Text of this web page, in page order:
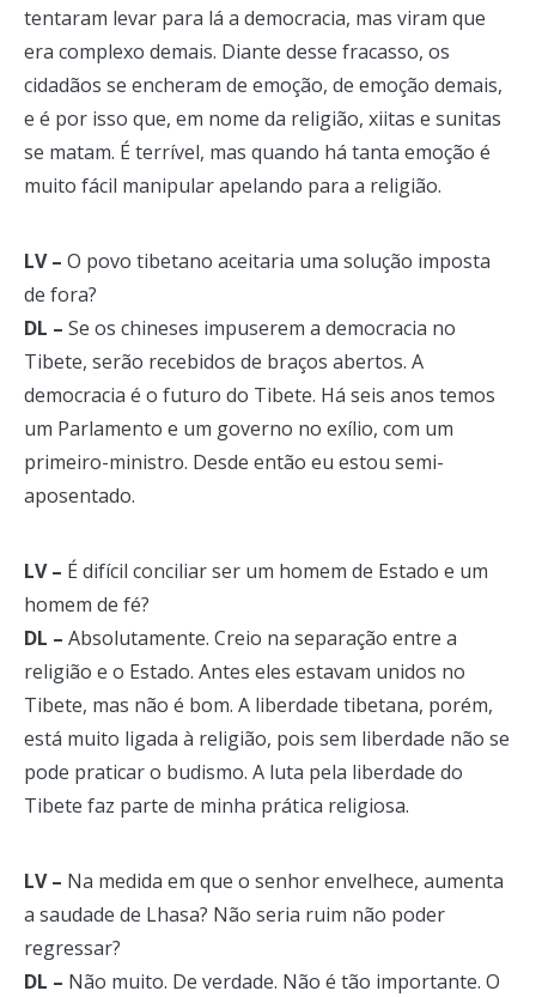
tentaram levar para lá a democracia, mas viram que
era complexo demais. Diante desse fracasso, os
cidadãos se encheram de emoção, de emoção demais,
e é por isso que, em nome da religião, xiitas e sunitas
se matam. É terrível, mas quando há tanta emoção é
muito fácil manipular apelando para a religião.
LV – O povo tibetano aceitaria uma solução imposta
de fora?
DL – Se os chineses impuserem a democracia no
Tibete, serão recebidos de braços abertos. A
democracia é o futuro do Tibete. Há seis anos temos
um Parlamento e um governo no exílio, com um
primeiro-ministro. Desde então eu estou semi-
aposentado.
LV – É difícil conciliar ser um homem de Estado e um
homem de fé?
DL – Absolutamente. Creio na separação entre a
religião e o Estado. Antes eles estavam unidos no
Tibete, mas não é bom. A liberdade tibetana, porém,
está muito ligada à religião, pois sem liberdade não se
pode praticar o budismo. A luta pela liberdade do
Tibete faz parte de minha prática religiosa.
LV – Na medida em que o senhor envelhece, aumenta
a saudade de Lhasa? Não seria ruim não poder
regressar?
DL – Não muito. De verdade. Não é tão importante. O